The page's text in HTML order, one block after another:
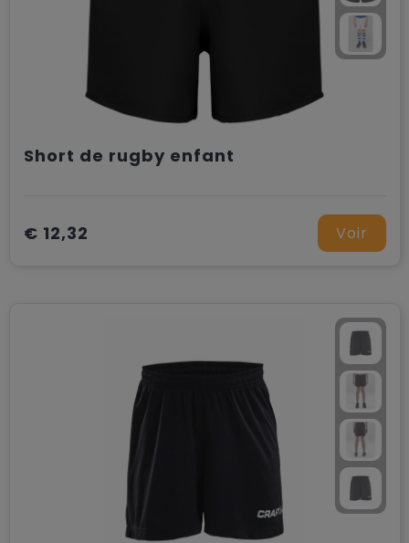
Short de rugby enfant
€ 12,32 Voir